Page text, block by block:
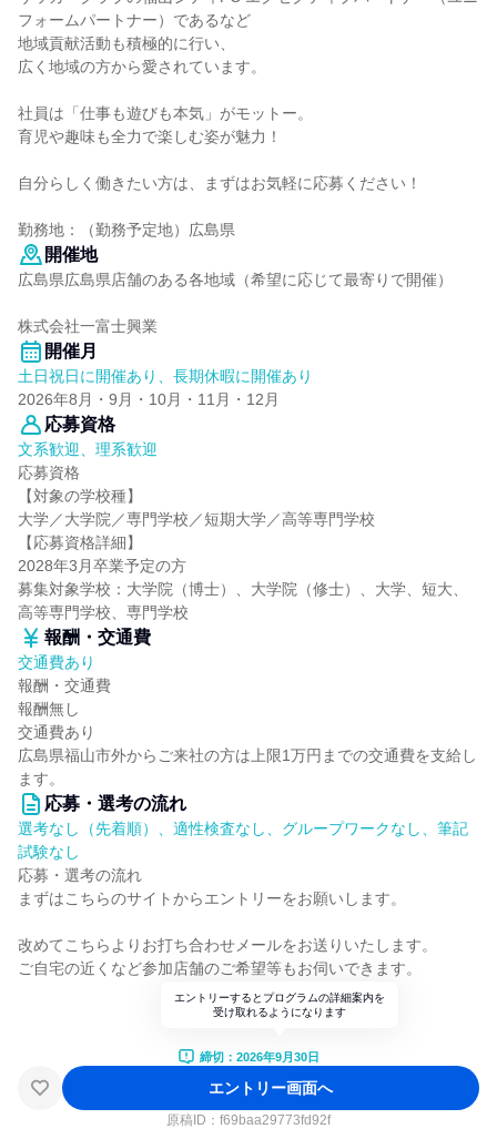
フォームパートナー）であるなど
地域貢献活動も積極的に行い、
広く地域の方から愛されています。
社員は「仕事も遊びも本気」がモットー。
育児や趣味も全力で楽しむ姿が魅力！
自分らしく働きたい方は、まずはお気軽に応募ください！
勤務地：（勤務予定地）広島県
開催地
広島県広島県店舗のある各地域（希望に応じて最寄りで開催）
株式会社一富士興業
開催月
土日祝日に開催あり、長期休暇に開催あり
2026年8月・9月・10月・11月・12月
応募資格
文系歓迎、理系歓迎
応募資格
【対象の学校種】
大学／大学院／専門学校／短期大学／高等専門学校
【応募資格詳細】
2028年3月卒業予定の方
募集対象学校：大学院（博士）、大学院（修士）、大学、短大、
高等専門学校、専門学校
報酬・交通費
交通費あり
報酬・交通費
報酬無し
交通費あり
広島県福山市外からご来社の方は上限1万円までの交通費を支給し
ます。
応募・選考の流れ
選考なし（先着順）、適性検査なし、グループワークなし、筆記
試験なし
応募・選考の流れ
まずはこちらのサイトからエントリーをお願いします。
改めてこちらよりお打ち合わせメールをお送りいたします。
ご自宅の近くなど参加店舗のご希望等もお伺いできます。
エントリーするとプログラムの詳細案内を
受け取れるようになります
締切：2026年9月30日
エントリー画面へ
原稿ID： f69baa29773fd92f